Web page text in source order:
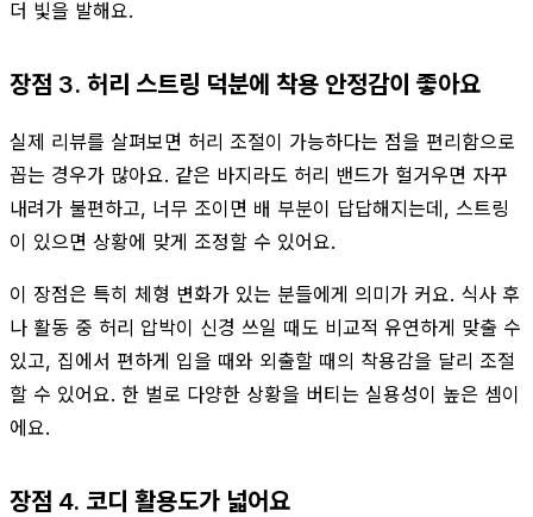
더 빛을 발해요.
장점 3. 허리 스트링 덕분에 착용 안정감이 좋아요
실제 리뷰를 살펴보면 허리 조절이 가능하다는 점을 편리함으로
꼽는 경우가 많아요. 같은 바지라도 허리 밴드가 헐거우면 자꾸
내려가 불편하고, 너무 조이면 배 부분이 답답해지는데, 스트링
이 있으면 상황에 맞게 조정할 수 있어요.
이 장점은 특히 체형 변화가 있는 분들에게 의미가 커요. 식사 후
나 활동 중 허리 압박이 신경 쓰일 때도 비교적 유연하게 맞출 수
있고, 집에서 편하게 입을 때와 외출할 때의 착용감을 달리 조절
할 수 있어요. 한 벌로 다양한 상황을 버티는 실용성이 높은 셈이
에요.
장점 4. 코디 활용도가 넓어요